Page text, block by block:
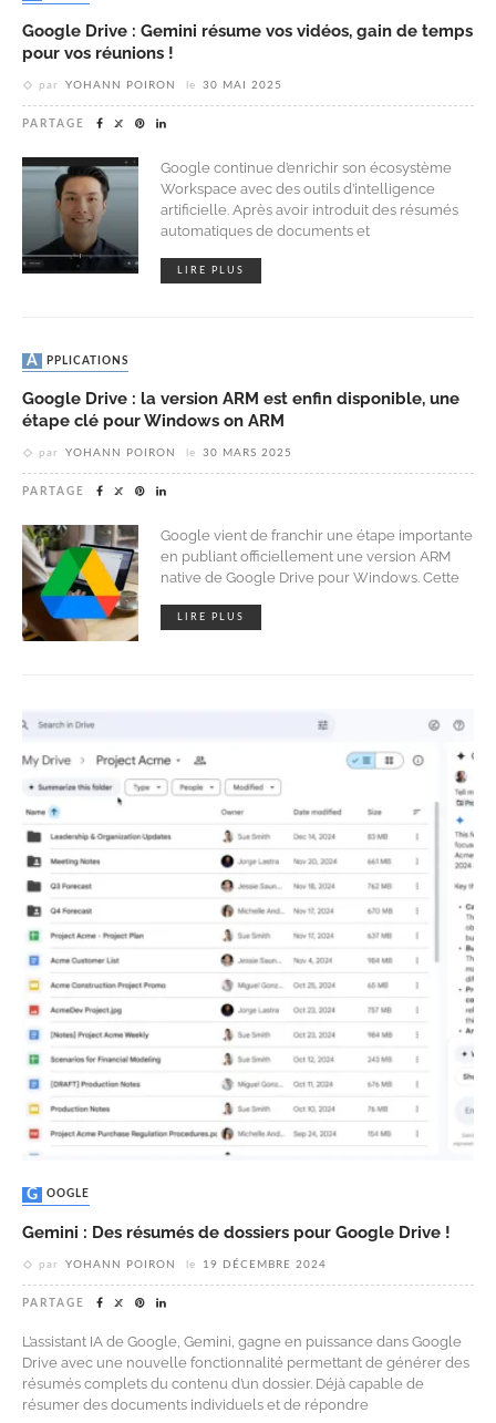
Google Drive : Gemini résume vos vidéos, gain de temps
pour vos réunions !
par YOHANN POIRON le 30 MAI 2025
PARTAGE
Google continue d’enrichir son écosystème
Workspace avec des outils d’intelligence
artificielle. Après avoir introduit des résumés
automatiques de documents et
LIRE PLUS
APPLICATIONS
Google Drive : la version ARM est enfin disponible, une
étape clé pour Windows on ARM
par YOHANN POIRON le 30 MARS 2025
PARTAGE
Google vient de franchir une étape importante
en publiant officiellement une version ARM
native de Google Drive pour Windows. Cette
LIRE PLUS
GOOGLE
Gemini : Des résumés de dossiers pour Google Drive !
par YOHANN POIRON le 19 DÉCEMBRE 2024
PARTAGE
L’assistant IA de Google, Gemini, gagne en puissance dans Google
Drive avec une nouvelle fonctionnalité permettant de générer des
résumés complets du contenu d’un dossier. Déjà capable de
résumer des documents individuels et de répondre